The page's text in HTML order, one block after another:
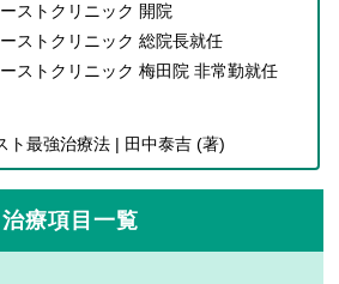
ストクリニック 開院
ストクリニック 総院長就任
ストクリニック 梅田院 非常勤就任
ト最強治療法 | 田中泰吉 (著)
治療項目一覧